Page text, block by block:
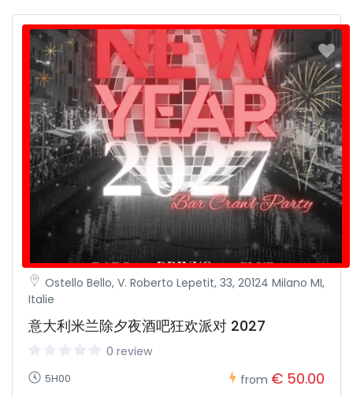
Ostello Bello, V. Roberto Lepetit, 33, 20124 Milano MI,
Italie
意大利米兰除夕夜酒吧狂欢派对 2027
0 review
5H00 from € 50.00